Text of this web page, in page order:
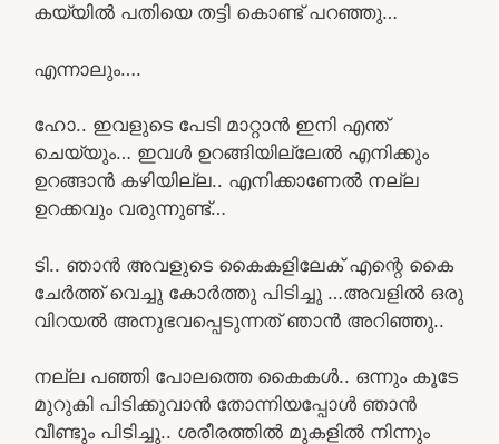
കയ്യിൽ പതിയെ തട്ടി കൊണ്ട് പറഞ്ഞു…
എന്നാലും….
ഹോ.. ഇവളുടെ പേടി മാറ്റാൻ ഇനി എന്ത്
ചെയ്യും… ഇവൾ ഉറങ്ങിയില്ലേൽ എനിക്കും
ഉറങ്ങാൻ കഴിയില്ല.. എനിക്കാണേൽ നല്ല
ഉറക്കവും വരുന്നുണ്ട്…
ടി.. ഞാൻ അവളുടെ കൈകളിലേക് എന്റെ കൈ
ചേർത്ത് വെച്ചു കോർത്തു പിടിച്ചു …അവളിൽ ഒരു
വിറയൽ അനുഭവപ്പെടുന്നത് ഞാൻ അറിഞ്ഞു..
നല്ല പഞ്ഞി പോലത്തെ കൈകൾ.. ഒന്നും കൂടേ
മുറുകി പിടിക്കുവാൻ തോന്നിയപ്പോൾ ഞാൻ
വീണ്ടും പിടിച്ചു.. ശരീരത്തിൽ മുകളിൽ നിന്നും